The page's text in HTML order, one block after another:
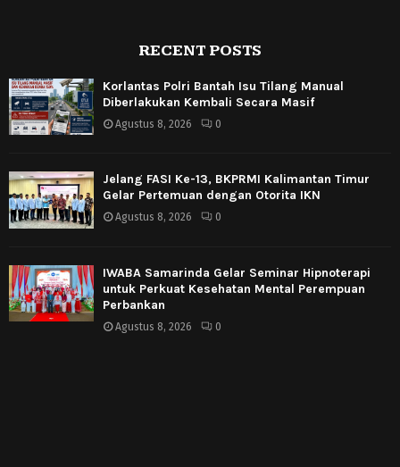
RECENT POSTS
Korlantas Polri Bantah Isu Tilang Manual
Diberlakukan Kembali Secara Masif
Agustus 8, 2026 0
Jelang FASI Ke-13, BKPRMI Kalimantan Timur
Gelar Pertemuan dengan Otorita IKN
Agustus 8, 2026 0
IWABA Samarinda Gelar Seminar Hipnoterapi
untuk Perkuat Kesehatan Mental Perempuan
Perbankan
Agustus 8, 2026 0